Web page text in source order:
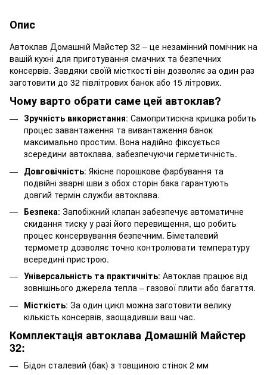
Опис
Автоклав Домашній Майстер 32 – це незамінний помічник на
вашій кухні для приготування смачних та безпечних
консервів. Завдяки своїй місткості він дозволяє за один раз
заготовити до 32 півлітрових банок або 15 літрових.
Чому варто обрати саме цей автоклав?
Зручність використання: Самопритискна кришка робить
процес завантаження та вивантаження банок
максимально простим. Вона надійно фіксується
зсередини автоклава, забезпечуючи герметичність.
Довговічність: Якісне порошкове фарбування та
подвійні зварні шви з обох сторін бака гарантують
довгий термін служби автоклава.
Безпека: Запобіжний клапан забезпечує автоматичне
скидання тиску у разі його перевищення, що робить
процес консервування безпечним. Біметалевий
термометр дозволяє точно контролювати температуру
всередині пристрою.
Універсальність та практичніть: Автоклав працює від
зовнішнього джерела тепла – газової плити або багаття.
Місткість: За один цикл можна заготовити велику
кількість консервів, заощадивши ваш час.
Комплектація автоклава Домашній Майстер
32:
Бідон сталевий (бак) з товщиною стінок 2 мм